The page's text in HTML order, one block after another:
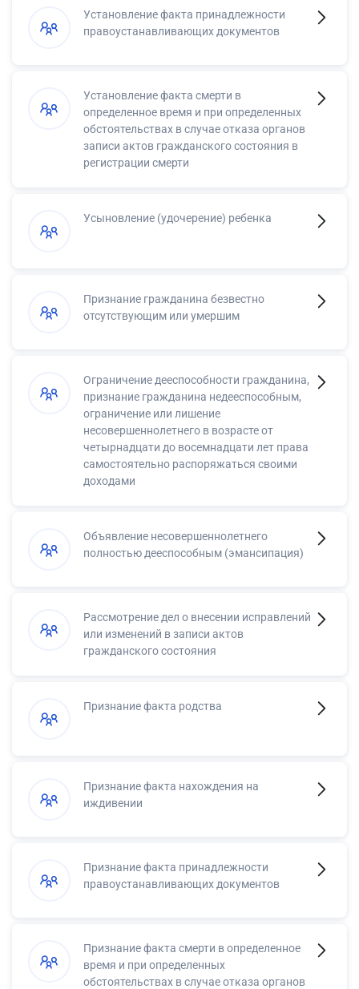
Установление факта принадлежности
правоустанавливающих документов
Установление факта смерти в
определенное время и при определенных
обстоятельствах в случае отказа органов
записи актов гражданского состояния в
регистрации смерти
Усыновление (удочерение) ребенка
Признание гражданина безвестно
отсутствующим или умершим
Ограничение дееспособности гражданина,
признание гражданина недееспособным,
ограничение или лишение
несовершеннолетнего в возрасте от
четырнадцати до восемнадцати лет права
самостоятельно распоряжаться своими
доходами
Объявление несовершеннолетнего
полностью дееспособным (эмансипация)
Рассмотрение дел о внесении исправлений
или изменений в записи актов
гражданского состояния
Признание факта родства
Признание факта нахождения на
иждивении
Признание факта принадлежности
правоустанавливающих документов
Признание факта смерти в определенное
время и при определенных
обстоятельствах в случае отказа органов